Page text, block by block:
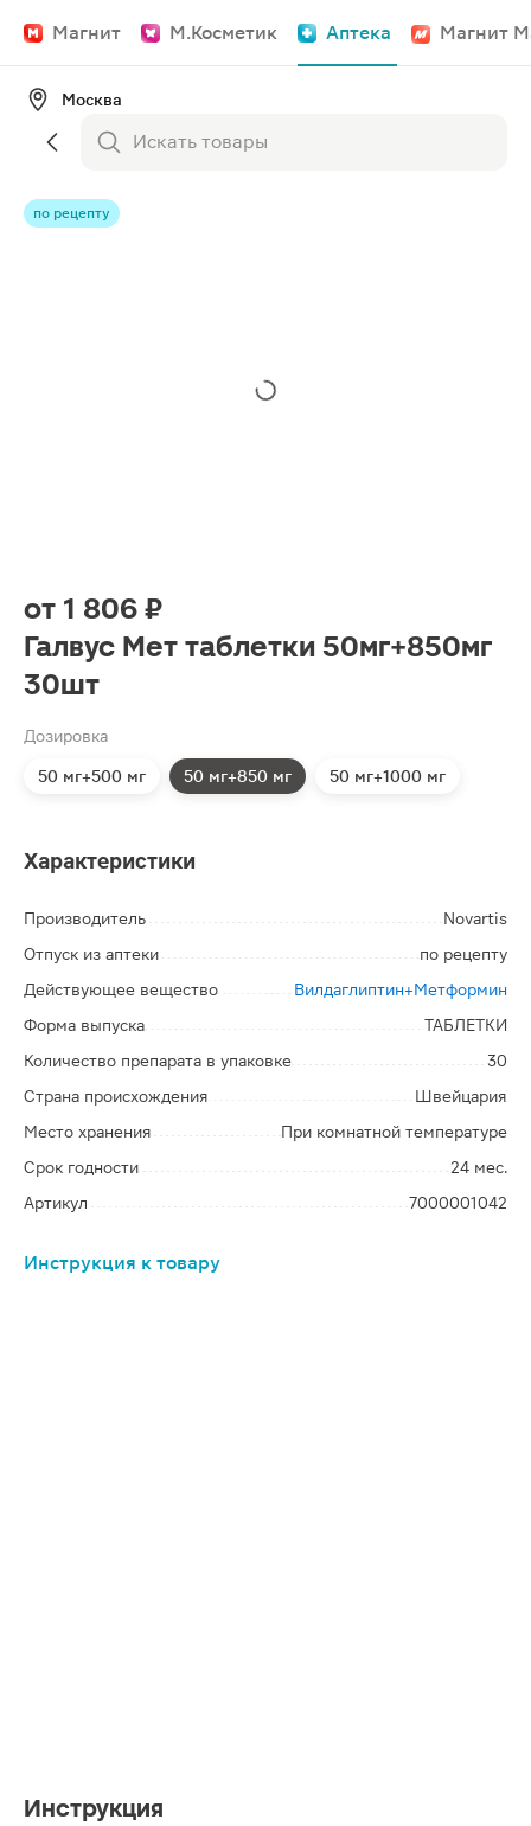
Магнит М.Косметик Аптека Магнит
Москва
по рецепту
от 1 806 ₽
Галвус Мет таблетки 50мг+850мг
30шт
Дозировка
50 мг+500 мг 50 мг+850 мг 50 мг+1000 мг
Характеристики
Производитель
Novartis
Отпуск из аптеки
по рецепту
Действующее вещество
Вилдаглиптин+Метформин
Форма выпуска
ТАБЛЕТКИ
Количество препарата в упаковке
30
Страна происхождения
Швейцария
Место хранения
При комнатной температуре
Срок годности
24 мес.
Артикул
7000001042
Инструкция к товару
Инструкция